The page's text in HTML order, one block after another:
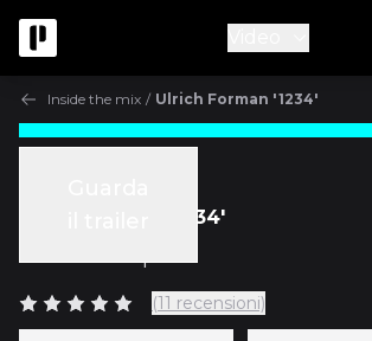
Inside the mix / Ulrich Forman '1234'
Ulrich Forman '1234'
(11 recensioni)